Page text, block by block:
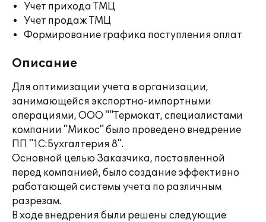
Учет прихода ТМЦ
Учет продаж ТМЦ
Формирование графика поступления оплат
Описание
Для оптимизации учета в организации,
занимающейся экспортно-импортными
операциями, ООО ""Термокат, специалистами
компании "Микос" было проведено внедрение
ПП "1С:Бухгалтерия 8".
Основной целью Заказчика, поставленной
перед компанией, было создание эффективно
работающей системы учета по различным
разрезам.
В ходе внедрения были решены следующие